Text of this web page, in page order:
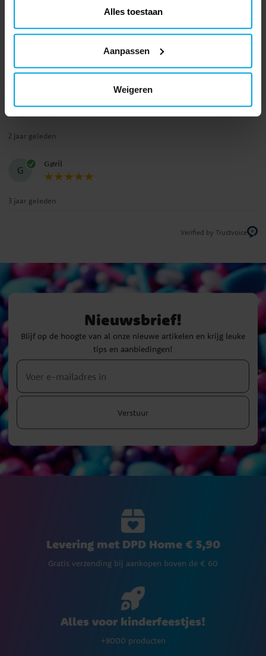
Alles toestaan
Aanpassen
Weigeren
recensies
3 ☆
2 ☆
1 ☆
Beoordelingen (2)
DI
2 jaar geleden
G
Gøril
3 jaar geleden
Verified by Trustvoice
Nieuwsbrief!
Blijf op de hoogte van al onze nieuwe artikelen en krijg leuke
tips en aanbiedingen!
Verstuur
Levering met DPD Home € 5,90
Gratis verzending bij aankopen boven de € 60
Alles voor kinderfeestjes!
+8000 producten